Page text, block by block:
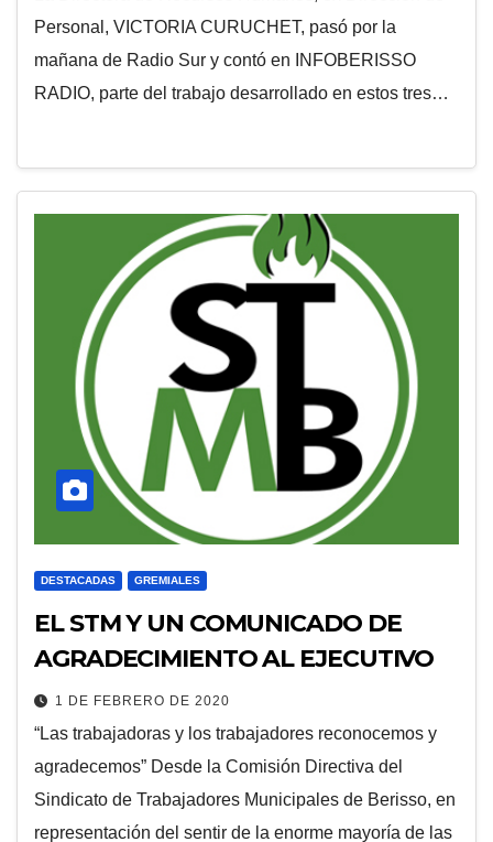
Personal, VICTORIA CURUCHET, pasó por la
mañana de Radio Sur y contó en INFOBERISSO
RADIO, parte del trabajo desarrollado en estos tres…
DESTACADAS GREMIALES
EL STM Y UN COMUNICADO DE
AGRADECIMIENTO AL EJECUTIVO
1 DE FEBRERO DE 2020
“Las trabajadoras y los trabajadores reconocemos y
agradecemos” Desde la Comisión Directiva del
Sindicato de Trabajadores Municipales de Berisso, en
representación del sentir de la enorme mayoría de las